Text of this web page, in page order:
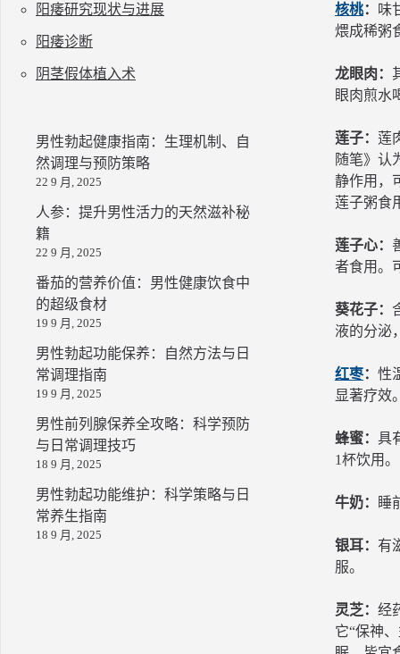
核桃：
味
煨成稀粥
龙眼肉：
眼肉煎水
莲子： 莲
随笔》认
静作用，
莲子粥食
莲子心：
者食用。
葵花子：
液的分泌
红枣： 性
显著疗效
蜂蜜： 具
1杯饮用。
牛奶： 睡
银耳： 有
服。
灵芝： 经
它“保神
阳痿研究现状与进展
阳痿诊断
阴茎假体植入术
男性勃起健康指南：生理机制、自
然调理与预防策略
22 9 月, 2025
人参：提升男性活力的天然滋补秘
籍
22 9 月, 2025
番茄的营养价值：男性健康饮食中
的超级食材
19 9 月, 2025
男性勃起功能保养：自然方法与日
常调理指南
19 9 月, 2025
男性前列腺保养全攻略：科学预防
与日常调理技巧
18 9 月, 2025
男性勃起功能维护：科学策略与日
常养生指南
18 9 月, 2025